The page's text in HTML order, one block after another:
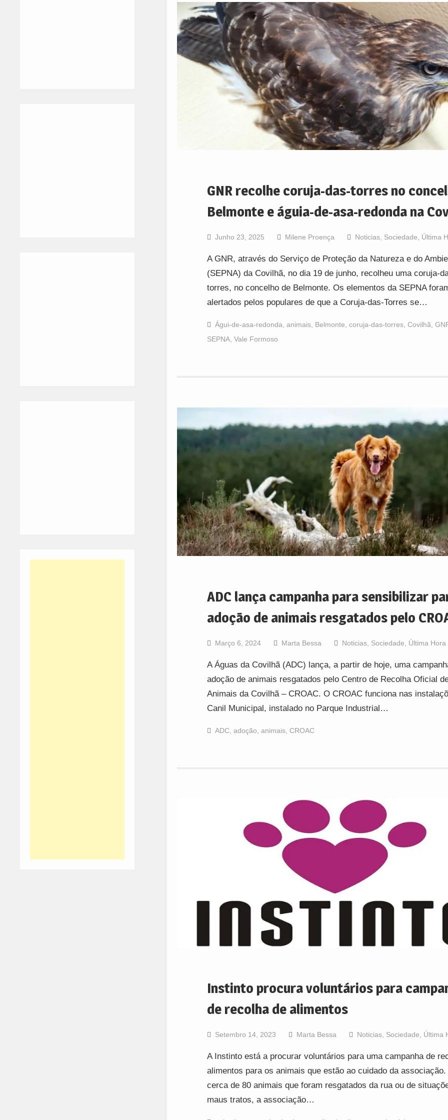
GNR recolhe coruja-das-torres no
Belmonte e águia-de-asa-redonda na
Junho 23, 2025 Milene Proença Noticias, Sociedade, Última
A GNR, através do Serviço de Proteção da Natureza e do
(SEPNA) da Covilhã, no dia 19 de junho, recolheu uma coruja-
torres, no concelho de Belmonte. Os elementos da SEPNA
alertados pelos populares de que a Coruja-das-Torres se…
Águi-de-asa-redonda, animais, Belmonte, coruja-das-torres, Covilhã,
SEPNA, Vale Formoso
ADC lança campanha para sensibilizar
adoção de animais resgatados pelo
Março 6, 2024 Marta Bessa Noticias, Sociedade Última Hora
A Águas da Covilhã (ADC) lança, a partir de hoje, uma
adoção de animais resgatados pelo Centro de Recolha Oficial
Animais da Covilhã – CROAC. O CROAC funciona nas
Canil Municipal, instalado no Parque Industrial…
ADC, adoção animais, CROAC
Instinto procura voluntários para
de recolha de alimentos
Setembro 14, 2023 Marta Bessa Noticias, Sociedade Última
A Instinto está a procurar voluntários para uma campanha de
alimentos para os animais que estão ao cuidado da associação.
cerca de 80 animais que foram resgatados da rua ou de
maus tratos, a associação…